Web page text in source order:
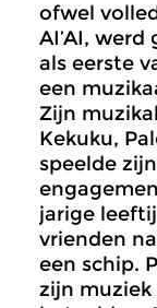
ofwel
AI’AI,
als eerste
een
Zijn
Kekuku,
speelde
jarige
vrienden
een schip.
zijn muziek